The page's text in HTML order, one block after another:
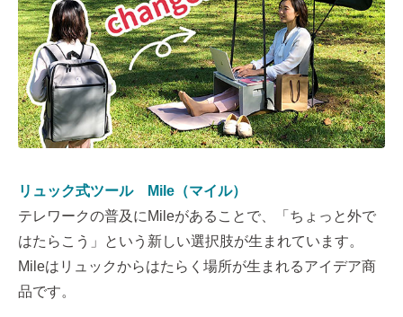
リュック式ツール Mile（マイル）
テレワークの普及にMileがあることで、「ちょっと外で
はたらこう」という新しい選択肢が生まれています。
Mileはリュックからはたらく場所が生まれるアイデア商
品です。